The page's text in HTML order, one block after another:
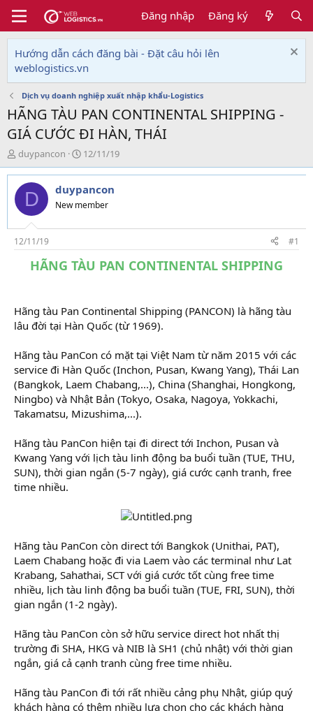
Đăng nhập Đăng ký
Hướng dẫn cách đăng bài - Đặt câu hỏi lên
weblogistics.vn
Dịch vụ doanh nghiệp xuất nhập khẩu-Logistics
HÃNG TÀU PAN CONTINENTAL SHIPPING -
GIÁ CƯỚC ĐI HÀN, THÁI
T
h
r
e
d
s
t
a
duypancon
N
g
à
y
g
i
12/11/19
D duypancon
New member
12/11/19 #1
HÃNG TÀU PAN CONTINENTAL SHIPPING
Hãng tàu Pan Continental Shipping (PANCON) là hãng tàu
lâu đời tại Hàn Quốc (từ 1969).
Hãng tàu PanCon có mặt tại Việt Nam từ năm 2015 với các
service đi Hàn Quốc (Inchon, Pusan, Kwang Yang), Thái Lan
(Bangkok, Laem Chabang,...), China (Shanghai, Hongkong,
Ningbo) và Nhật Bản (Tokyo, Osaka, Nagoya, Yokkachi,
Takamatsu, Mizushima,...).
Hãng tàu PanCon hiện tại đi direct tới Inchon, Pusan và
Kwang Yang với lịch tàu linh động ba buổi tuần (TUE, THU,
SUN), thời gian ngắn (5-7 ngày), giá cước cạnh tranh, free
time nhiều.
Hãng tàu PanCon còn direct tới Bangkok (Unithai, PAT),
Laem Chabang hoặc đi via Laem vào các terminal như Lat
Krabang, Sahathai, SCT với giá cước tốt cùng free time
nhiều, lịch tàu linh động ba buổi tuần (TUE, FRI, SUN), thời
gian ngắn (1-2 ngày).
Hãng tàu PanCon còn sở hữu service direct hot nhất thị
trường đi SHA, HKG và NIB là SH1 (chủ nhật) với thời gian
ngắn, giá cả cạnh tranh cùng free time nhiều.
Hãng tàu PanCon đi tới rất nhiều cảng phụ Nhật, giúp quý
khách hàng có thêm nhiều lựa chọn cho các khách hàng